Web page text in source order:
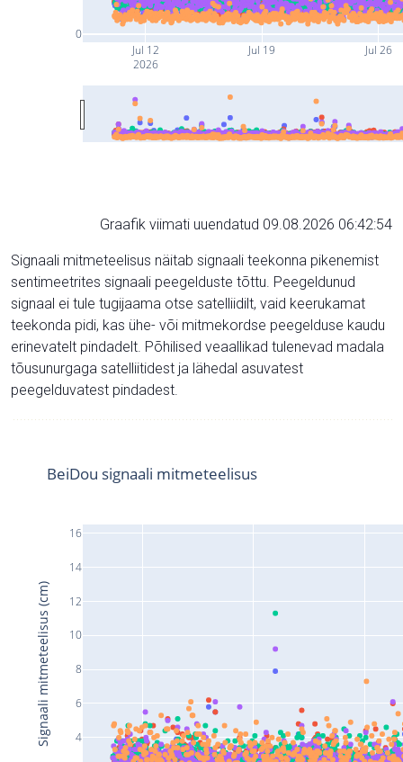
Jul 12
2026
Jul 19 Jul 26
0
Graafik viimati uuendatud 09.08.2026 06:42:54
Signaali mitmeteelisus näitab signaali teekonna pikenemist
sentimeetrites signaali peegelduste tõttu. Peegeldunud
signaal ei tule tugijaama otse satelliidilt, vaid keerukamat
teekonda pidi, kas ühe- või mitmekordse peegelduse kaudu
erinevatelt pindadelt. Põhilised veaallikad tulenevad madala
tõusunurgaga satelliitidest ja lähedal asuvatest
peegelduvatest pindadest.
4
6
8
10
12
14
16
BeiDou signaali mitmeteelisus
Signaali mitmeteelisus (cm)